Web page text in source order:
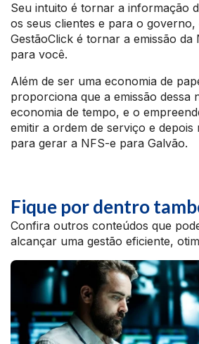
Seu intuito é tornar a informação
os seus clientes e para o
GestãoClick é tornar a emissão da
para você.
Além de ser uma economia de
proporciona que a emissão dessa
economia de tempo, e o
emitir a ordem de serviço e depois
para gerar a NFS-e para Galvão.
Fique por dentro
Confira outros conteúdos que
alcançar uma gestão eficiente,